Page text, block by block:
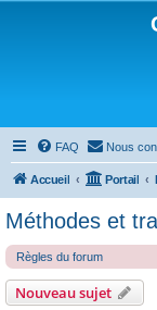
FAQ Nous
Accueil Portail
Méthodes et
Règles du forum
Nouveau sujet